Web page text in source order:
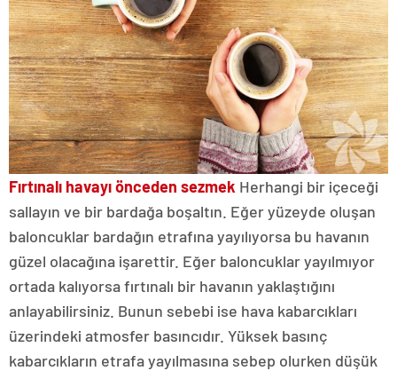
Fırtınalı havayı önceden sezmek Herhangi bir içeceği
sallayın ve bir bardağa boşaltın. Eğer yüzeyde oluşan
baloncuklar bardağın etrafına yayılıyorsa bu havanın
güzel olacağına işarettir. Eğer baloncuklar yayılmıyor
ortada kalıyorsa fırtınalı bir havanın yaklaştığını
anlayabilirsiniz. Bunun sebebi ise hava kabarcıkları
üzerindeki atmosfer basıncıdır. Yüksek basınç
kabarcıkların etrafa yayılmasına sebep olurken düşük